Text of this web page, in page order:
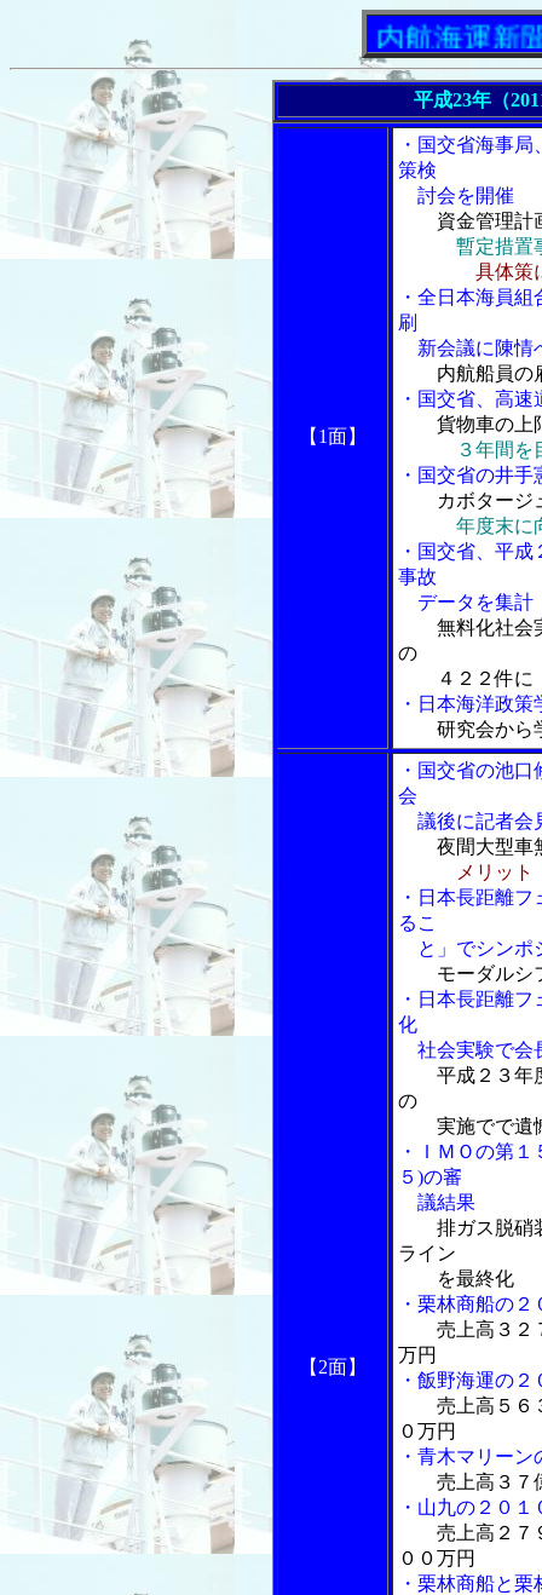
「内航海運新聞」ニ
平成23年（
【1面】
・国交省海事
策検
討会を開催
資金管理計
暫定措置
具体策
・全日本海員
刷
新会議に陳情
内航船員の
・国交省、高
貨物車の上
３年間を
・国交省の井
カボタージ
年度末に
・国交省、平
事故
データを集計
無料化社会
の
４２２件に
・日本海洋政
研究会から
【2面】
・国交省の池
会
議後に記者会
夜間大型車
メリッ
・日本長距離
るこ
と」でシンポ
モーダルシフ
・日本長距離
化
社会実験で会
平成２３年
の
実施でで遺
・ＩＭＯの第
５)の審
議結果
排ガス脱硝
ライン
を最終化
・栗林商船の
売上高３２
万円
・飯野海運の
売上高５６
０万円
・青木マリー
売上高３７
・山九の２０
売上高２７
００万円
・栗林商船と